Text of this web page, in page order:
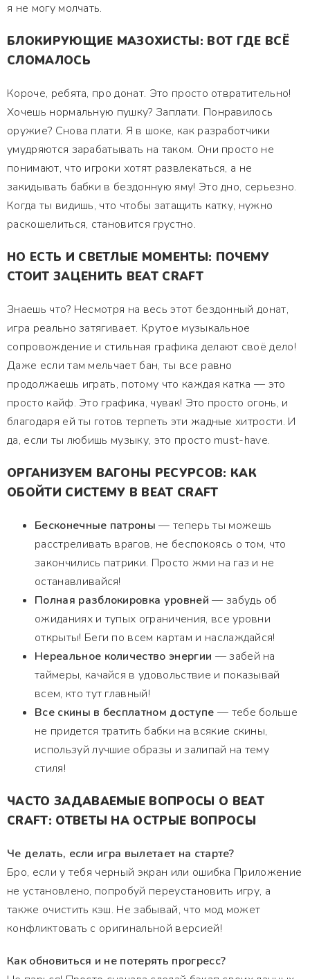
я не могу молчать.
БЛОКИРУЮЩИЕ МАЗОХИСТЫ: ВОТ ГДЕ ВСЁ
СЛОМАЛОСЬ
Короче, ребята, про донат. Это просто отвратительно!
Хочешь нормальную пушку? Заплати. Понравилось
оружие? Снова плати. Я в шоке, как разработчики
умудряются зарабатывать на таком. Они просто не
понимают, что игроки хотят развлекаться, а не
закидывать бабки в бездонную яму! Это дно, серьезно.
Когда ты видишь, что чтобы затащить катку, нужно
раскошелиться, становится грустно.
НО ЕСТЬ И СВЕТЛЫЕ МОМЕНТЫ: ПОЧЕМУ
СТОИТ ЗАЦЕНИТЬ BEAT CRAFT
Знаешь что? Несмотря на весь этот бездонный донат,
игра реально затягивает. Крутое музыкальное
сопровождение и стильная графика делают своё дело!
Даже если там мельчает бан, ты все равно
продолжаешь играть, потому что каждая катка — это
просто кайф. Это графика, чувак! Это просто огонь, и
благодаря ей ты готов терпеть эти жадные хитрости. И
да, если ты любишь музыку, это просто must-have.
ОРГАНИЗУЕМ ВАГОНЫ РЕСУРСОВ: КАК
ОБОЙТИ СИСТЕМУ В BEAT CRAFT
Бесконечные патроны — теперь ты можешь
расстреливать врагов, не беспокоясь о том, что
закончились патрики. Просто жми на газ и не
останавливайся!
Полная разблокировка уровней — забудь об
ожиданиях и тупых ограничения, все уровни
открыты! Беги по всем картам и наслаждайся!
Нереальное количество энергии — забей на
таймеры, качайся в удовольствие и показывай
всем, кто тут главный!
Все скины в бесплатном доступе — тебе больше
не придется тратить бабки на всякие скины,
используй лучшие образы и залипай на тему
стиля!
ЧАСТО ЗАДАВАЕМЫЕ ВОПРОСЫ О BEAT
CRAFT: ОТВЕТЫ НА ОСТРЫЕ ВОПРОСЫ
Че делать, если игра вылетает на старте?
Бро, если у тебя черный экран или ошибка Приложение
не установлено, попробуй переустановить игру, а
также очистить кэш. Не забывай, что мод может
конфликтовать с оригинальной версией!
Как обновиться и не потерять прогресс?